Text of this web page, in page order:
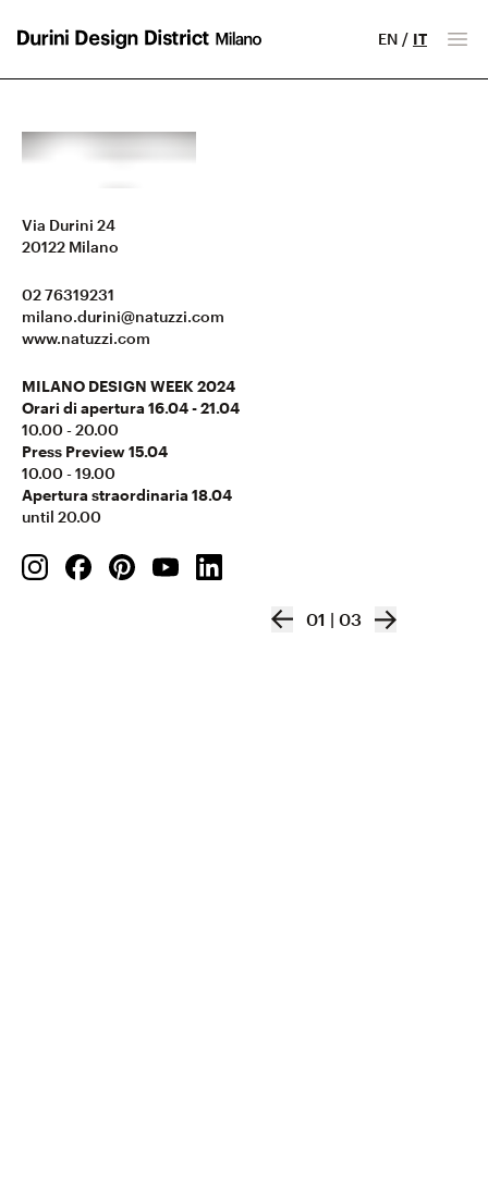
Milano Design District
EN / IT
Via Durini 24
20122 Milano
02 76319231
milano.durini@natuzzi.com
www.natuzzi.com
MILANO DESIGN WEEK 2024
Orari di apertura 16.04 - 21.04
10.00 - 20.00
Press Preview 15.04
10.00 - 19.00
Apertura straordinaria 18.04
until 20.00
01 | 03